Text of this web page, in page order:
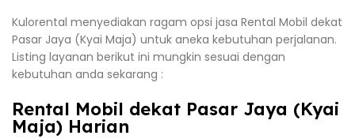
Kulorental menyediakan ragam opsi jasa Rental Mobil dekat
Pasar Jaya (Kyai Maja) untuk aneka kebutuhan perjalanan.
Listing layanan berikut ini mungkin sesuai dengan
kebutuhan anda sekarang :
Rental Mobil dekat Pasar Jaya (Kyai
Maja) Harian